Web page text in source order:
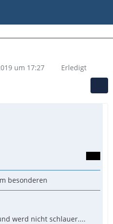
um 17:27 Erledigt
besonderen
werd nicht schlauer....